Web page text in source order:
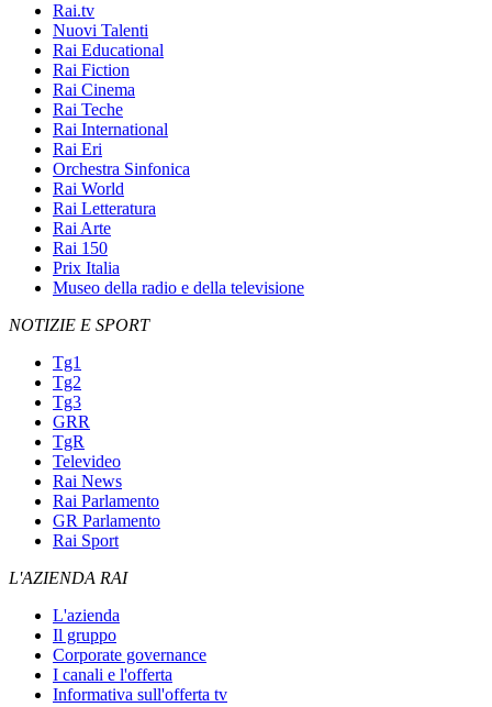
Rai.tv
Nuovi Talenti
Rai Educational
Rai Fiction
Rai Cinema
Rai Teche
Rai International
Rai Eri
Orchestra Sinfonica
Rai World
Rai Letteratura
Rai Arte
Rai 150
Prix Italia
Museo della radio e della televisione
NOTIZIE E SPORT
Tg1
Tg2
Tg3
GRR
TgR
Televideo
Rai News
Rai Parlamento
GR Parlamento
Rai Sport
L'AZIENDA RAI
L'azienda
Il gruppo
Corporate governance
I canali e l'offerta
Informativa sull'offerta tv